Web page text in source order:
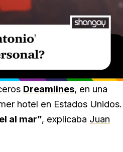
Dreamlines, en una
hotel en Estados Unidos.
al mar”, explicaba Juan